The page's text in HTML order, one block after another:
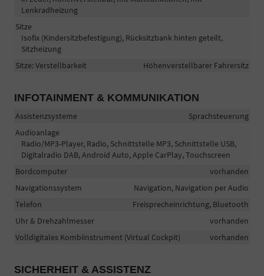
Lenkradheizung
Sitze
Isofix (Kindersitzbefestigung), Rücksitzbank hinten geteilt,
Sitzheizung
Sitze: Verstellbarkeit
Höhenverstellbarer Fahrersitz
INFOTAINMENT & KOMMUNIKATION
Assistenzsysteme
Sprachsteuerung
Audioanlage
Radio/MP3-Player, Radio, Schnittstelle MP3, Schnittstelle USB,
Digitalradio DAB, Android Auto, Apple CarPlay, Touchscreen
Bordcomputer
vorhanden
Navigationssystem
Navigation, Navigation per Audio
Telefon
Freisprecheinrichtung, Bluetooth
Uhr & Drehzahlmesser
vorhanden
Volldigitales Kombiinstrument (Virtual Cockpit)
vorhanden
SICHERHEIT & ASSISTENZ